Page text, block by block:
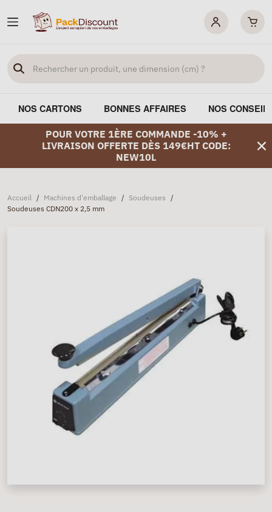
NOS CARTONS BONNES AFFAIRES NOS
POUR VOTRE 1ÈRE COMMANDE -10% +
LIVRAISON OFFERTE DÈS 149€HT CODE:
NEW10L
Accueil / Machines d'emballage / Soudeuses /
Soudeuses CDN200 x 2,5 mm